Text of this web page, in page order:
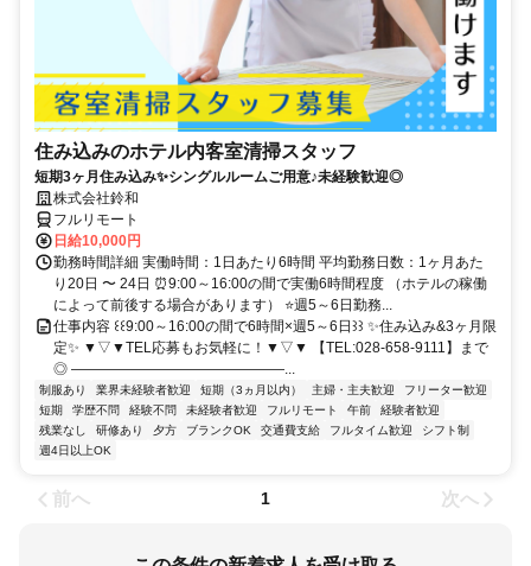
住み込みのホテル内客室清掃スタッフ
短期3ヶ月住み込み✨シングルルームご用意♪未経験歓迎◎
株式会社鈴和
フルリモート
日給10,000円
勤務時間詳細 実働時間：1日あたり6時間 平均勤務日数：1ヶ月あた
り20日 〜 24日 ⏰9:00～16:00の間で実働6時間程度 （ホテルの稼働
によって前後する場合があります） ⭐週5～6日勤務...
仕事内容 ꒰꒰9:00～16:00の間で6時間×週5～6日꒱꒱ ✨住み込み&3ヶ月限
定✨ ▼▽▼TEL応募もお気軽に！▼▽▼ 【TEL:028-658-9111】まで
◎ ―――――――――――――――...
制服あり 業界未経験者歓迎 短期（3ヵ月以内） 主婦・主夫歓迎
フリーター歓迎
短期
学歴不問 経験不問 未経験者歓迎 フルリモート 午前
経験者歓迎
残業なし
研修あり 夕方 ブランクOK 交通費支給 フルタイム歓迎
シフト制
週4日以上OK
前へ 1 次へ